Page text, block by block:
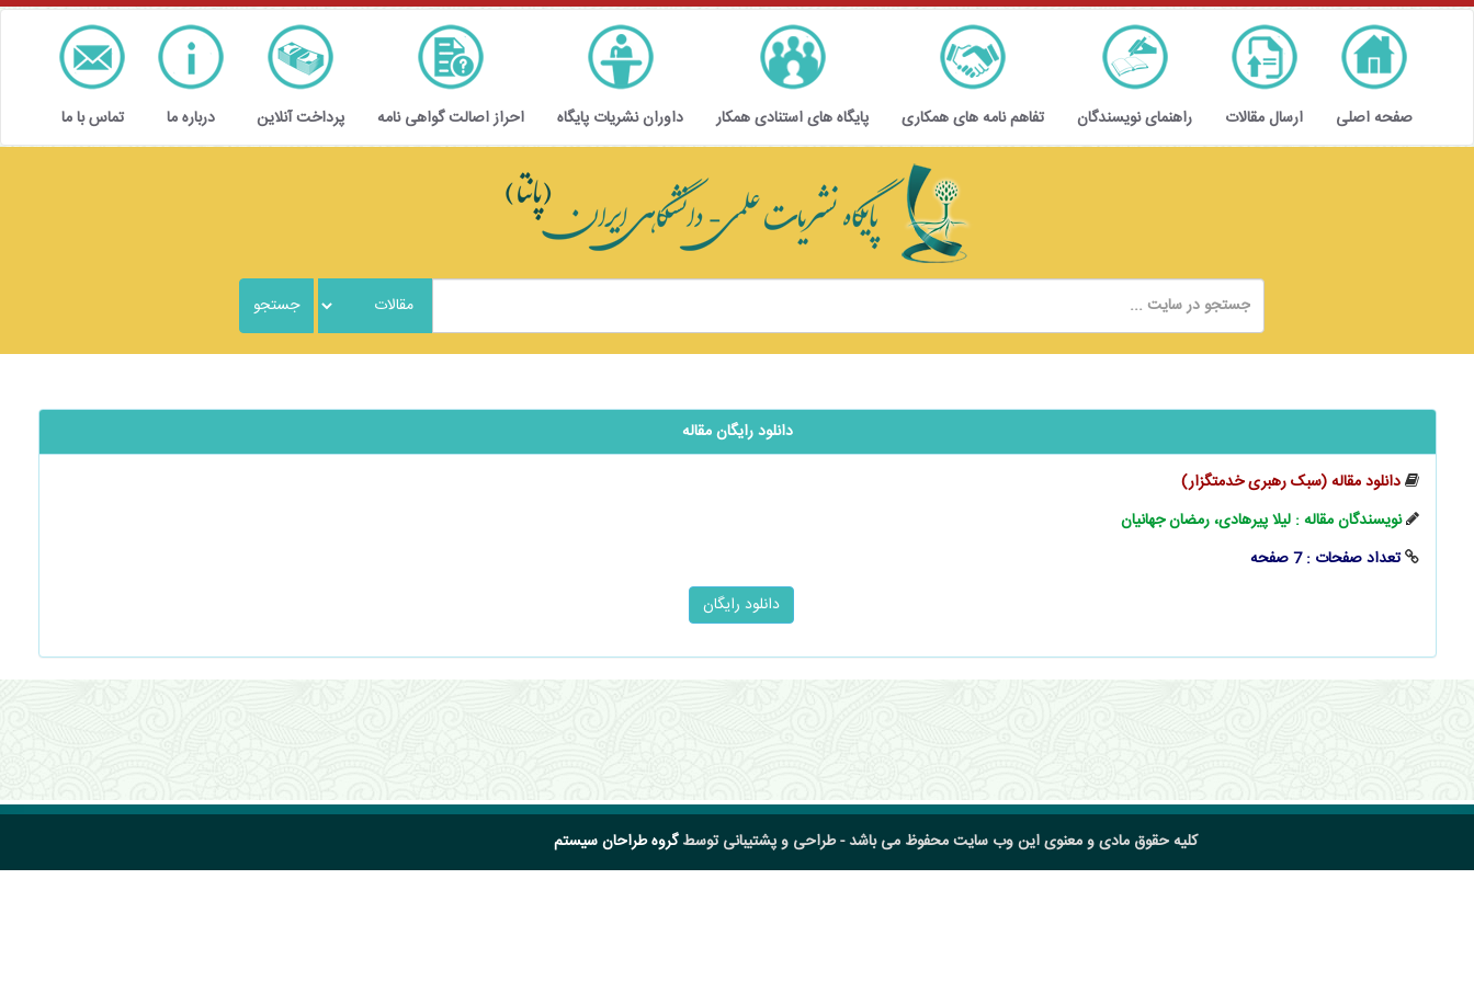
صفحه اصلی ارسال مقالات راهنمای نویسندگان تفاهم نامه های همکاری پایگاه های استنادی همکار داوران نشریات پایگاه احراز اصالت گواهی نامه پرداخت آنلاین درباره ما تماس با ما
دانلود رایگان مقاله
دانلود مقاله (سبک رهبری خدمتگزار)
نویسندگان مقاله : لیلا پیرهادی، رمضان جهانیان
تعداد صفحات : 7 صفحه
کلیه حقوق مادی و معنوی این وب سایت محفوظ می باشد - طراحی و پشتیبانی توسطگروه طراحان سیستم